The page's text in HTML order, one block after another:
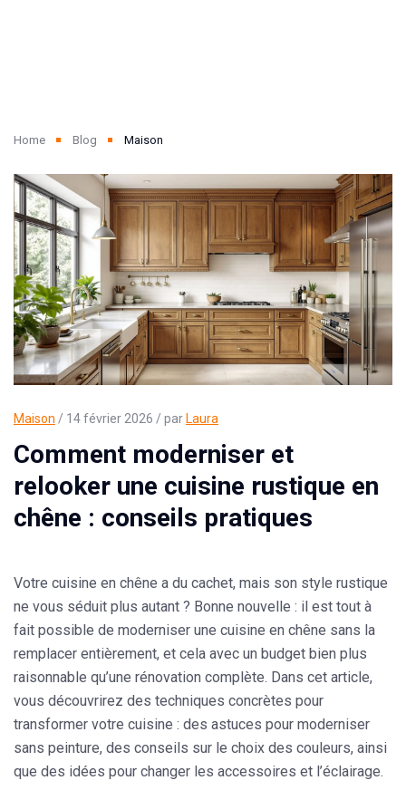
Home Blog Maison
Maison / 14 février 2026 / par Laura
Comment moderniser et
relooker une cuisine rustique en
chêne : conseils pratiques
Votre cuisine en chêne a du cachet, mais son style rustique
ne vous séduit plus autant ? Bonne nouvelle : il est tout à
fait possible de moderniser une cuisine en chêne sans la
remplacer entièrement, et cela avec un budget bien plus
raisonnable qu’une rénovation complète. Dans cet article,
vous découvrirez des techniques concrètes pour
transformer votre cuisine : des astuces pour moderniser
sans peinture, des conseils sur le choix des couleurs, ainsi
que des idées pour changer les accessoires et l’éclairage.